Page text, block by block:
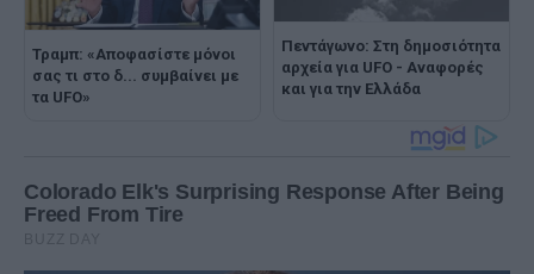
Τραμπ: «Αποφασίστε μόνοι
σας τι στο δ... συμβαίνει με
τα UFO»
Πεντάγωνο: Στη δημοσιότητα
αρχεία για UFO - Αναφορές
και για την Ελλάδα